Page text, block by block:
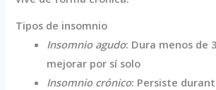
Tipos de insomnio
Insomnio agudo: Dura menos de
mejorar por sí solo
Insomnio crónico: Persiste